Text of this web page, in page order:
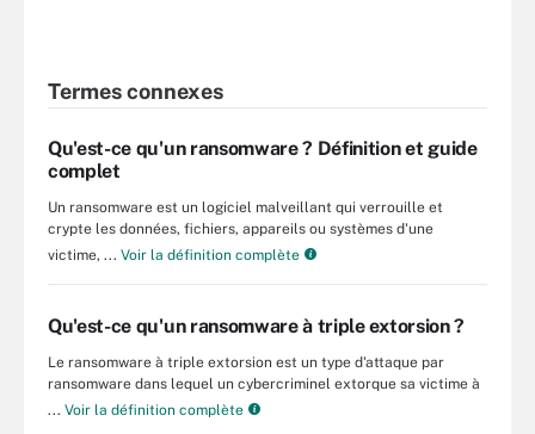
Termes connexes
Qu'est-ce qu'un ransomware ? Définition et guide
complet
Un ransomware est un logiciel malveillant qui verrouille et
crypte les données, fichiers, appareils ou systèmes d'une
victime, ... Voir la définition complète
Qu'est-ce qu'un ransomware à triple extorsion ?
Le ransomware à triple extorsion est un type d'attaque par
ransomware dans lequel un cybercriminel extorque sa victime à
... Voir la définition complète